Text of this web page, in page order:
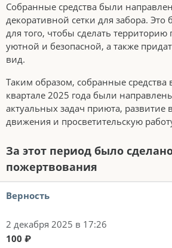
Собранные средства были
декоративной сетки для забора.
для того, чтобы сделать территорию
уютной и безопасной, а также
вид.
Таким образом, собранные средства
квартале 2025 года были
актуальных задач приюта, развитие
движения и просветительскую
За этот период было
пожертвования
Верность
2 декабря 2025 в 17:26
100 ₽